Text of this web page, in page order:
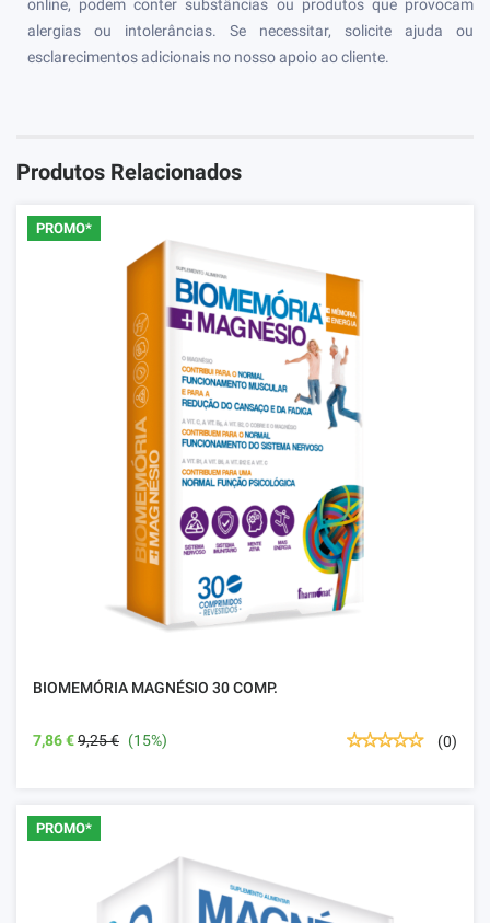
online, podem conter substâncias ou produtos que provocam
alergias ou intolerâncias. Se necessitar, solicite ajuda ou
esclarecimentos adicionais no nosso apoio ao cliente.
Produtos Relacionados
PROMO*
BIOMEMÓRIA MAGNÉSIO 30 COMP.
7,86 €9,25 € (15%) (0)
PROMO*